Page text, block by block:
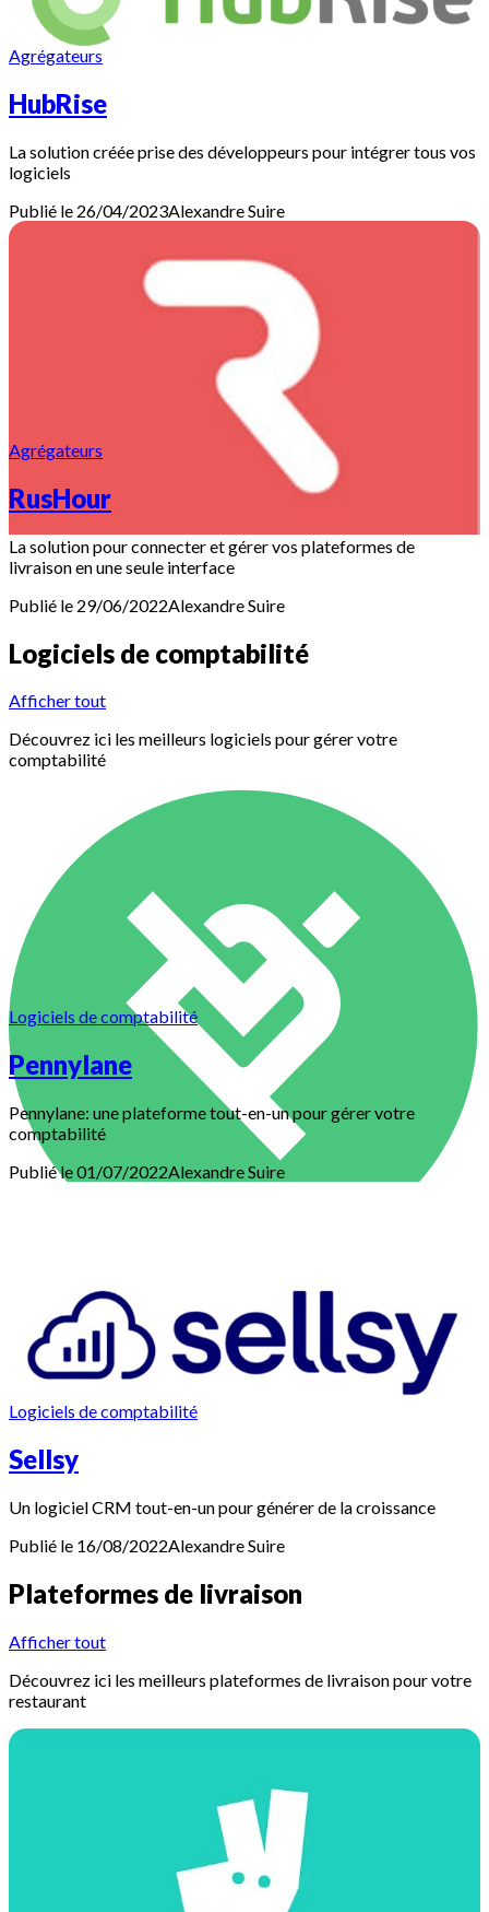
Agrégateurs
HubRise
La solution créée prise des développeurs pour intégrer tous vos
logiciels
Publié le 26/04/2023AlexandreSuire
Agrégateurs
RusHour
La solution pour connecter et gérer vos plateformes de
livraison en une seule interface
Publié le 29/06/2022AlexandreSuire
Logiciels de comptabilité
Afficher tout
Découvrez ici les meilleurs logiciels pour gérer votre
comptabilité
Logiciels de comptabilité
Pennylane
Pennylane: une plateforme tout-en-un pour gérer votre
comptabilité
Publié le 01/07/2022AlexandreSuire
Logiciels de comptabilité
Sellsy
Un logiciel CRM tout-en-un pour générer de la croissance
Publié le 16/08/2022AlexandreSuire
Plateformes de livraison
Afficher tout
Découvrez ici les meilleurs plateformes de livraison pour votre
restaurant